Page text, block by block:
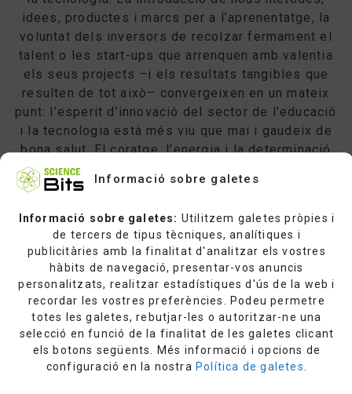
Informació sobre galetes
Informació sobre galetes: Utilitzem galetes pròpies i
de tercers de tipus tècniques, analítiques i
publicitàries amb la finalitat d'analitzar els vostres
hàbits de navegació, presentar-vos anuncis
personalitzats, realitzar estadístiques d'ús de la web i
recordar les vostres preferències. Podeu permetre
totes les galetes, rebutjar-les o autoritzar-ne una
selecció en funció de la finalitat de les galetes clicant
els botons següents. Més informació i opcions de
configuració en la nostra Política de galetes.
idees, productes i marcs per a l’aprenentatge, la
voluntat dels inversors de recolzar fermament el
talent o les start-ups que arrenquen amb valentia
els seus projects –i els resultats tangibles que
resulten de tot això– convergeixen en un mateix
punt: l’esperit d’innovació del sector de l’educació
i la tecnologia està més viu que mai i gaudeix de
bona salut. El coratge, l’energia i la determinació
de molta gent del sector educatiu, així com la seva
actitud i les seves intencions de crear canvis
l’activitat humana, no només mereixen respecte,
sinó que també encoratjen a aquells que els
presenciem i hi participem. Som part d’un
moviment a gran escala, un moviment que
requereix una gran empenta, però que també
ofereix molt a canvi. Estem molt contents de
guardonar les millors eines i els millor líders i
pioners del sector de l’educació i la tecnologia. La
nostra intenció és continuar contribuint a